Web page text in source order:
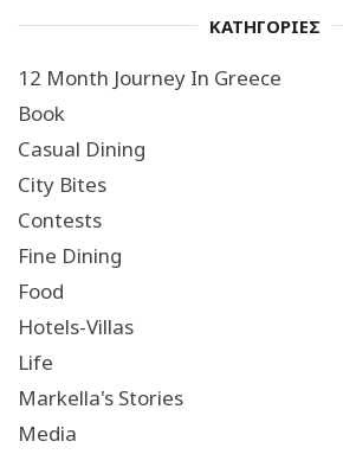
ΚΑΤΗΓΟΡΙΕΣ
12 Month Journey In Greece
Book
Casual Dining
City Bites
Contests
Fine Dining
Food
Hotels-Villas
Life
Markella's Stories
Media